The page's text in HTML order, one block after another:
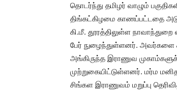
தொடர்ந்து தமிழர் வாழும்
திங்கட்கிழமை காணப்பட்டதை
கி.மீ. தூரத்திலுள்ள
பேர் நுழைந்துள்ளனர். அவர்களை
அங்கிருந்த இராணுவ
முற்றுகையிட்டுள்ளனர். மர்ம
சிங்கள இராணுவம் மறுப்பு